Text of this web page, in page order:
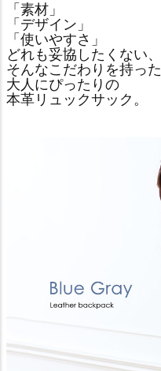
「素材」
「デザイン」
「使いやすさ」
どれも妥協したくない、
そんなこだわりを持った
大人にぴったりの
本革リュックサック。